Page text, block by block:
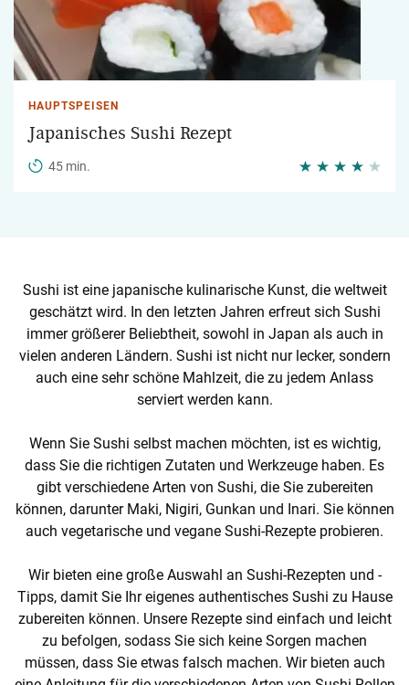
HAUPTSPEISEN
Japanisches Sushi Rezept
45 min.
Sushi ist eine japanische kulinarische Kunst, die weltweit
geschätzt wird. In den letzten Jahren erfreut sich Sushi
immer größerer Beliebtheit, sowohl in Japan als auch in
vielen anderen Ländern. Sushi ist nicht nur lecker, sondern
auch eine sehr schöne Mahlzeit, die zu jedem Anlass
serviert werden kann.
Wenn Sie Sushi selbst machen möchten, ist es wichtig,
dass Sie die richtigen Zutaten und Werkzeuge haben. Es
gibt verschiedene Arten von Sushi, die Sie zubereiten
können, darunter Maki, Nigiri, Gunkan und Inari. Sie können
auch vegetarische und vegane Sushi-Rezepte probieren.
Wir bieten eine große Auswahl an Sushi-Rezepten und -
Tipps, damit Sie Ihr eigenes authentisches Sushi zu Hause
zubereiten können. Unsere Rezepte sind einfach und leicht
zu befolgen, sodass Sie sich keine Sorgen machen
müssen, dass Sie etwas falsch machen. Wir bieten auch